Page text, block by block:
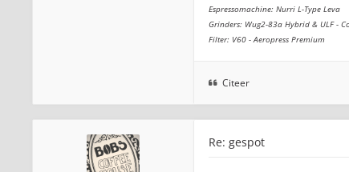
Espressomachine: Nurri L-Type Leva
Grinders: Wug2-83a Hybrid & ULF -
Filter: V60 - Aeropress Premium
Citeer
Re: gespot